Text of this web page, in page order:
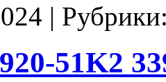
51K0
00004
CHK(ok)
|
51K2